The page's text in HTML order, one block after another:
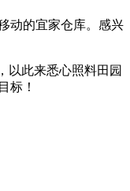
动的宜家仓库。感兴
以此来悉心照料田园
标！